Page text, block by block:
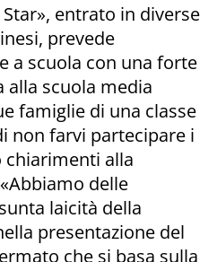
entrato in diverse
prevede
a scuola con una forte
alla scuola media
famiglie di una classe
non farvi partecipare i
chiarimenti alla
delle
laicità della
presentazione del
che si basa sulla